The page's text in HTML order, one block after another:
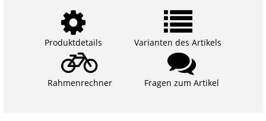
Produktdetails Varianten des Artikels
Rahmenrechner Fragen zum Artikel